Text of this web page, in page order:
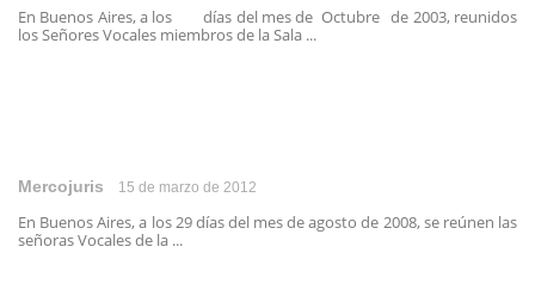
En Buenos Aires, a los días del mes de Octubre de 2003, reunidos
los Señores Vocales miembros de la Sala ...
Mercojuris 15 de marzo de 2012
En Buenos Aires, a los 29 días del mes de agosto de 2008, se reúnen las
señoras Vocales de la ...